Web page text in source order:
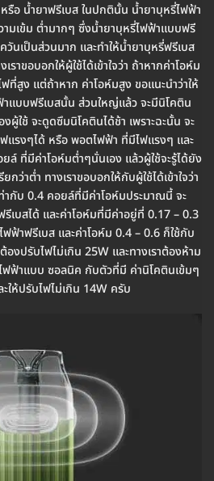
รือ น้ำยาฟรีเบส ในปกตินั้น น้ำยาบุหรี่ไฟฟ้า
มเข้ม ต่ำมากๆ ซึ่งน้ำยาบุหรี่ไฟฟ้าแบบฟรี
นเป็นส่วนมาก และทำให้น้ำยาบุหรี่ฟรีเบส
าขอบอกให้ผู้ใช้ได้เข้าใจว่า ถ้าหากค่าโอห์ม
ที่สูง แต่ถ้าหาก ค่าโอห์มสูง ขอแนะนำว่าให้
าแบบฟรีเบสนั้น ส่วนใหญ่แล้ว จะมีนิโคติน
งผู้ใช้ จะดูดซึมนิโคตินได้ช้า เพราะฉะนั้น จะ
แรงๆได้ หรือ พอตไฟฟ้า ที่มีไฟแรงๆ และ
ล์ ที่มีค่าโอห์มต่ำๆนั่นเอง แล้วผู้ใช้จะรู้ได้ยัง
กว่าต่ำ ทางเราขอบอกให้กับผู้ใช้ได้เข้าใจว่า
ากับ 0.4 คอยล์ที่มีค่าโอห์มประมาณนี้ จะ
เบสได้ และค่าโอห์มที่มีค่าอยู่ที่ 0.17 – 0.3
ฟฟ้าฟรีเบส และค่าโอห์ม 0.4 – 0.6 ก็ใช้กับ
งปรับไฟไม่เกิน 25W และทางเราต้องห้าม
ไฟฟ้าแบบ ซอลนิค กับตัวที่มี ค่านิโคตินเข้มๆ
ให้ปรับไฟไม่เกิน 14W ครับ